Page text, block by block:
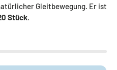
Gleitbewegung. Er ist
Stück.